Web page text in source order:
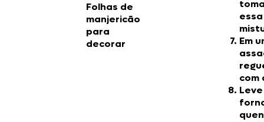
Folhas de
manjericão
para
decorar
essa
Em
com